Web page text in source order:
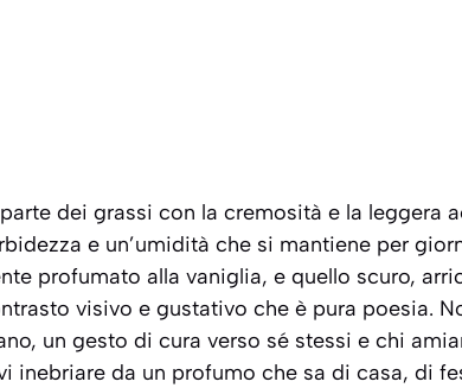
dei grassi con la cremosità e la leggera
e un’umidità che si mantiene per
profumato alla vaniglia, e quello scuro,
visivo e gustativo che è pura poesia.
un gesto di cura verso sé stessi e chi
inebriare da un profumo che sa di casa, di